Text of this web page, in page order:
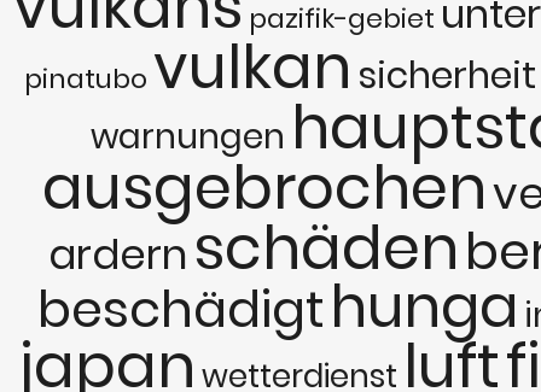
pazifik-gebiet
pinatubo vulkan sicherheit
warnungen
ausgebrochen
ardernschäden
beschädigthunga
japan wetterdienst luft